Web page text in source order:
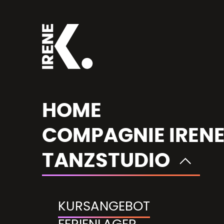
Standort wählen
HOME
COMPAGNIE
TANZSTUDIO
KURSANGEBOT